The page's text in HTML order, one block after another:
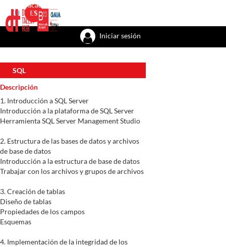
EU ES
Talent academy
Iniciar sesión
SQL
Descripción
1. Introducción a SQL Server
Introducción a la plataforma de SQL Server
Herramienta SQL Server Management Studio
2. Estructura de las bases de datos y archivos
de base de datos
Introducción a la estructura de base de datos
Trabajar con los archivos y grupos de archivos
3. Creación de tablas
Diseño de tablas
Propiedades de los campos
Esquemas
4. Implementación de la integridad de los